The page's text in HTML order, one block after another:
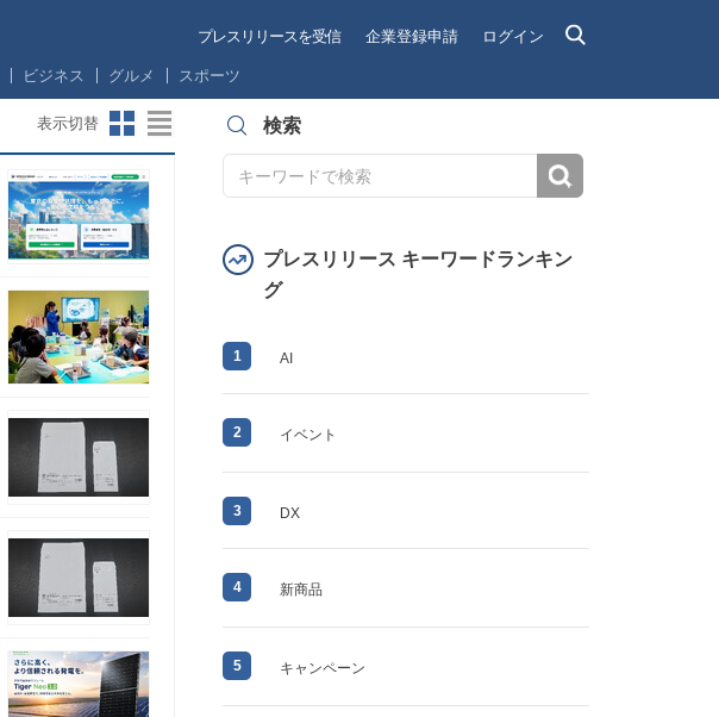
プレスリリースを受信 企業登録申請 ログイン
ビジネス グルメ スポーツ
表示切替 検索
プレスリリース キーワードランキン
グ
1 AI
2 イベント
3 DX
4 新商品
5 キャンペーン